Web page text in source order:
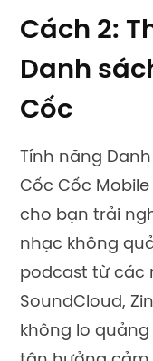
Cách 2:
Danh
Cốc
Tính năng
Cốc Cốc Mobile
cho bạn trải
nhạc không
podcast từ các
SoundCloud,
không lo